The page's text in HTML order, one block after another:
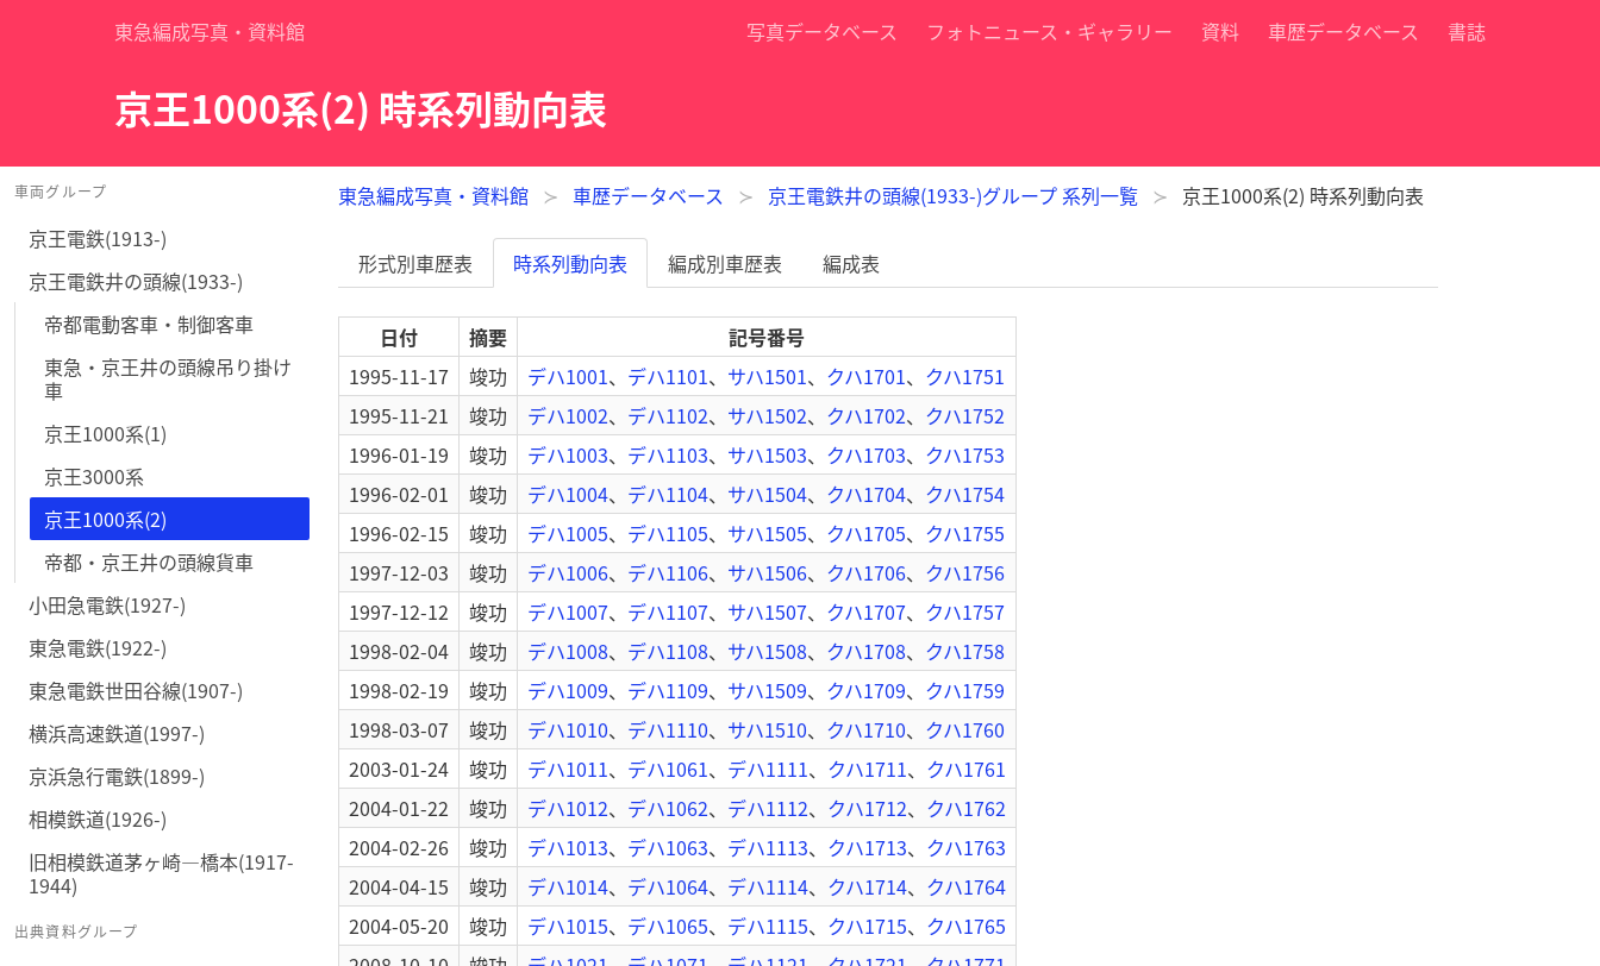
東急編成写真・資料館 写真データベース フォトニュース・ギャラリー 資料 車歴データベース 書誌
京王1000系(2) 時系列動向表
車両グループ
京王電鉄(1913-)
京王電鉄井の頭線(1933-)
帝都電動客車・制御客車
東急・京王井の頭線吊り掛け
車
京王1000系(1)
京王3000系
京王1000系(2)
帝都・京王井の頭線貨車
小田急電鉄(1927-)
東急電鉄(1922-)
東急電鉄世田谷線(1907-)
横浜高速鉄道(1997-)
京浜急行電鉄(1899-)
相模鉄道(1926-)
旧相模鉄道茅ヶ崎―橋本(1917-
1944)
出典資料グループ
東急編成写真・資料館 車歴データベース 京王電鉄井の頭線(1933-)グループ 系列一覧 京王1000系(2) 時系列動向表
形式別車歴表 時系列動向表 編成別車歴表 編成表
日付 摘要
記号番号
1995-11-17
竣功 デハ1001、 デハ1101、 サハ1501、 クハ1701、 クハ1751
1995-11-21
竣功 デハ1002、 デハ1102、 サハ1502、 クハ1702、 クハ1752
1996-01-19
竣功 デハ1003、 デハ1103、 サハ1503、 クハ1703、 クハ1753
1996-02-01
竣功 デハ1004、 デハ1104、 サハ1504、 クハ1704、 クハ1754
1996-02-15
竣功 デハ1005、 デハ1105、 サハ1505、 クハ1705、 クハ1755
1997-12-03
竣功 デハ1006、 デハ1106、 サハ1506、 クハ1706、 クハ1756
1997-12-12
竣功 デハ1007、 デハ1107、 サハ1507、 クハ1707、 クハ1757
1998-02-04
竣功 デハ1008、 デハ1108、 サハ1508、 クハ1708、 クハ1758
1998-02-19
竣功 デハ1009、 デハ1109、 サハ1509、 クハ1709、 クハ1759
1998-03-07
竣功 デハ1010、 デハ1110、 サハ1510、 クハ1710、 クハ1760
2003-01-24
竣功 デハ1011、 デハ1061、 デハ1111、 クハ1711、 クハ1761
2004-01-22
竣功 デハ1012、 デハ1062、 デハ1112、 クハ1712、 クハ1762
2004-02-26
竣功 デハ1013、 デハ1063、 デハ1113、 クハ1713、 クハ1763
2004-04-15
竣功 デハ1014、 デハ1064、 デハ1114、 クハ1714、 クハ1764
2004-05-20
竣功 デハ1015、 デハ1065、 デハ1115、 クハ1715、 クハ1765